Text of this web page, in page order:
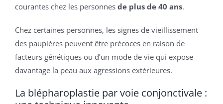
courantes chez les personnes de plus de 40 ans.
Chez certaines personnes, les signes de vieillissement
des paupières peuvent être précoces en raison de
facteurs génétiques ou d’un mode de vie qui expose
davantage la peau aux agressions extérieures.
La blépharoplastie par voie conjonctivale :